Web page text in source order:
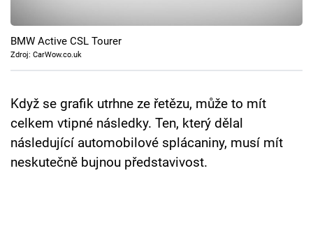
Pořady
Sledujte prima+
Přihlášení
BMW Active CSL Tourer
Zdroj: CarWow.co.uk
Když se grafik utrhne ze řetězu, může to mít
celkem vtipné následky. Ten, který dělal
následující automobilové splácaniny, musí mít
neskutečně bujnou představivost.